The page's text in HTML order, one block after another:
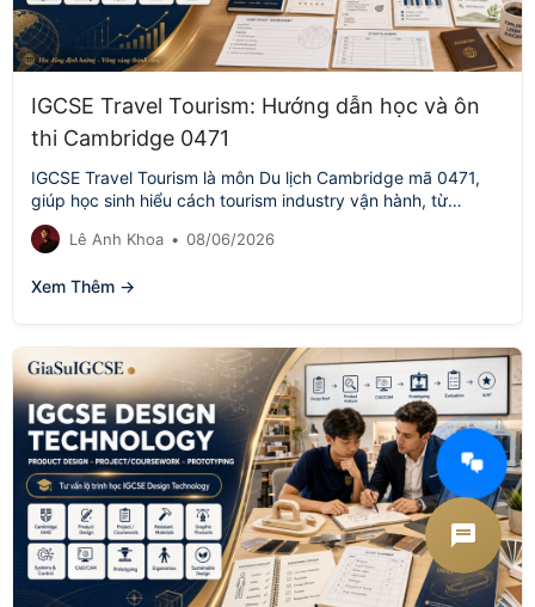
IGCSE Travel Tourism: Hướng dẫn học và ôn
thi Cambridge 0471
IGCSE Travel Tourism là môn Du lịch Cambridge mã 0471,
giúp học sinh hiểu cách tourism industry vận hành, từ
customer service,…
Lê Anh Khoa • 08/06/2026
Xem Thêm →
AI Tư vấn Times Edu
Đang hoạt động